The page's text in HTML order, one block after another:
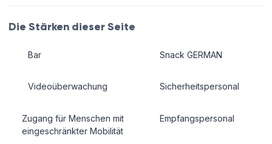
Die Stärken dieser Seite
Bar
Videoüberwachung
Zugang für Menschen mit
eingeschränkter Mobilität
Snack GERMAN
Sicherheitspersonal
Empfangspersonal